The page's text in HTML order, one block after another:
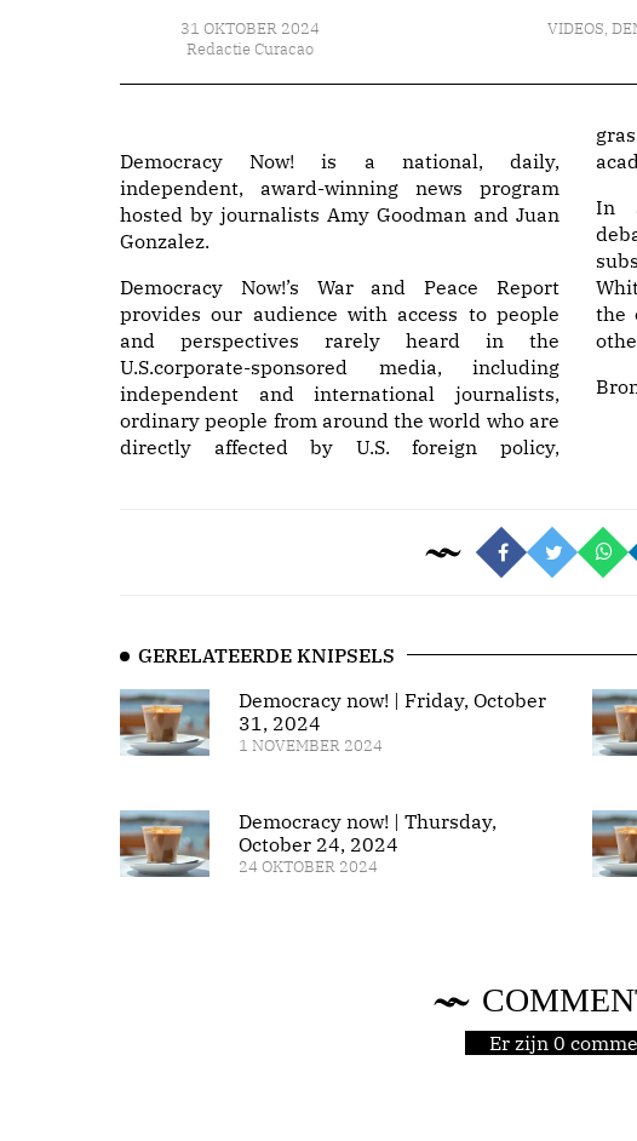
31 OKTOBER 2024
Redactie Curacao
VIDEOS,
Democracy Now! is a national, daily,
independent, award-winning news program
hosted by journalists Amy Goodman and Juan
Gonzalez.
Democracy Now!’s War and Peace Report
provides our audience with access to people
and perspectives rarely heard in the
U.S.corporate-sponsored media, including
independent and international journalists,
ordinary people from around the world who are
directly affected by U.S. foreign policy,
In
the
GERELATEERDE KNIPSELS
Democracy now! | Friday, October
31, 2024
1 NOVEMBER 2024
Democracy now! | Thursday,
October 24, 2024
24 OKTOBER 2024
Er zijn 0